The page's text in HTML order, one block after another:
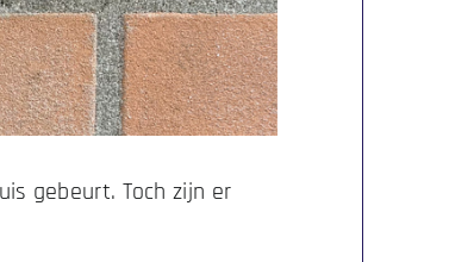
gebeurt. Toch zijn er